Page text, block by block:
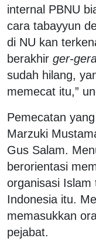
internal PBNU
cara tabayyun
di NU kan
berakhir ger-
sudah hilang,
memecat itu,”
Pemecatan
Marzuki
Gus Salam.
berorientasi
organisasi Islam
Indonesia itu.
memasukkan
pejabat.